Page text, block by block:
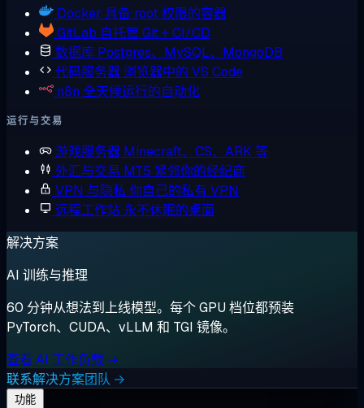
Docker 具备 root 权限的容器
GitLab 自托管 Git + CI/CD
数据库 Postgres、MySQL、MongoDB
代码服务器 浏览器中的 VS Code
n8n 全天候运行的自动化
运行与交易
游戏服务器 Minecraft、CS、ARK 等
外汇与交易 MT5 紧邻你的经纪商
VPN 与隐私 你自己的私有 VPN
远程工作站 永不休眠的桌面
解决方案
AI 训练与推理
60 分钟从想法到上线模型。每个 GPU 档位都预装
PyTorch、CUDA、vLLM 和 TGI 镜像。
查看 AI 工作负载 →
联系解决方案团队 →